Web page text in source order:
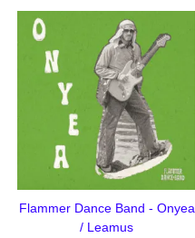
Flammer Dance Band - Onyea
/ Leamus